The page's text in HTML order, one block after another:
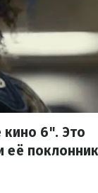
6". Это
её